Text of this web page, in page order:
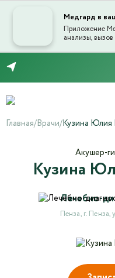
Медгард в
Приложение
анализы,
Главная/Врачи/Кузина Юлия
Кузина
Лечебно-
Пенза, г. Пенза,
Акушер-